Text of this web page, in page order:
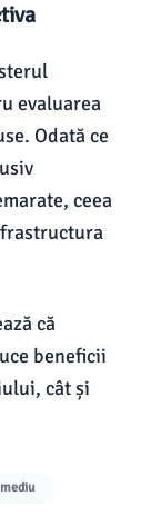
evaluarea
Odată ce
ceea
că
beneficii
cât și